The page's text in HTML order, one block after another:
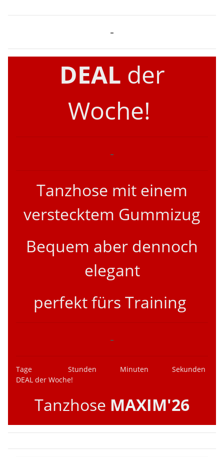
-
DEAL der
Woche!
-
Tanzhose mit einem
verstecktem Gummizug
Bequem aber dennoch
elegant
perfekt fürs Training
-
Tage Stunden Minuten
Sekunden
DEAL der Woche!
Tanzhose MAXIM'26